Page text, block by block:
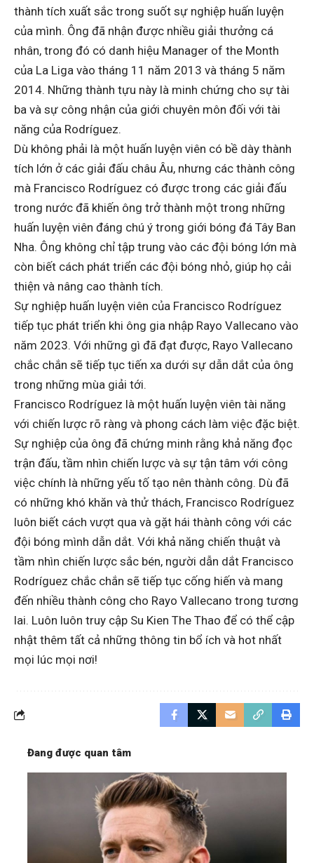
thành tích xuất sắc trong suốt sự nghiệp huấn luyện
của mình. Ông đã nhận được nhiều giải thưởng cá
nhân, trong đó có danh hiệu Manager of the Month
của La Liga vào tháng 11 năm 2013 và tháng 5 năm
2014. Những thành tựu này là minh chứng cho sự tài
ba và sự công nhận của giới chuyên môn đối với tài
năng của Rodríguez.
Dù không phải là một huấn luyện viên có bề dày thành
tích lớn ở các giải đấu châu Âu, nhưng các thành công
mà Francisco Rodríguez có được trong các giải đấu
trong nước đã khiến ông trở thành một trong những
huấn luyện viên đáng chú ý trong giới bóng đá Tây Ban
Nha. Ông không chỉ tập trung vào các đội bóng lớn mà
còn biết cách phát triển các đội bóng nhỏ, giúp họ cải
thiện và nâng cao thành tích.
Sự nghiệp huấn luyện viên của Francisco Rodríguez
tiếp tục phát triển khi ông gia nhập Rayo Vallecano vào
năm 2023. Với những gì đã đạt được, Rayo Vallecano
chắc chắn sẽ tiếp tục tiến xa dưới sự dẫn dắt của ông
trong những mùa giải tới.
Francisco Rodríguez là một huấn luyện viên tài năng
với chiến lược rõ ràng và phong cách làm việc đặc biệt.
Sự nghiệp của ông đã chứng minh rằng khả năng đọc
trận đấu, tầm nhìn chiến lược và sự tận tâm với công
việc chính là những yếu tố tạo nên thành công. Dù đã
có những khó khăn và thử thách, Francisco Rodríguez
luôn biết cách vượt qua và gặt hái thành công với các
đội bóng mình dẫn dắt. Với khả năng chiến thuật và
tầm nhìn chiến lược sắc bén, người dẫn dắt Francisco
Rodríguez chắc chắn sẽ tiếp tục cống hiến và mang
đến nhiều thành công cho Rayo Vallecano trong tương
lai. Luôn luôn truy cập Su Kien The Thao để có thể cập
nhật thêm tất cả những thông tin bổ ích và hot nhất
mọi lúc mọi nơi!
Đang được quan tâm